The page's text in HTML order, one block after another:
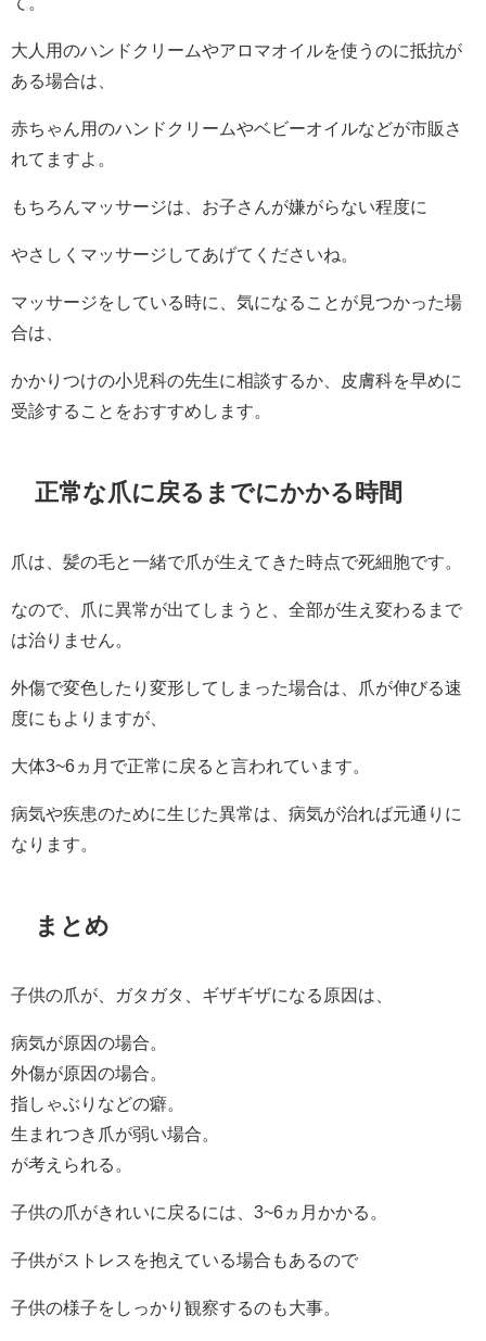
大人用のハンドクリームやアロマオイルを使うのに抵抗が
ある場合は、
赤ちゃん用のハンドクリームやベビーオイルなどが市販さ
れてますよ。
もちろんマッサージは、お子さんが嫌がらない程度に
やさしくマッサージしてあげてくださいね。
マッサージをしている時に、気になることが見つかった場
合は、
かかりつけの小児科の先生に相談するか、皮膚科を早めに
受診することをおすすめします。
正常な爪に戻るまでにかかる時間
爪は、髪の毛と一緒で爪が生えてきた時点で死細胞です。
なので、爪に異常が出てしまうと、全部が生え変わるまで
は治りません。
外傷で変色したり変形してしまった場合は、爪が伸びる速
度にもよりますが、
大体3~6ヵ月で正常に戻ると言われています。
病気や疾患のために生じた異常は、病気が治れば元通りに
なります。
まとめ
子供の爪が、ガタガタ、ギザギザになる原因は、
病気が原因の場合。
外傷が原因の場合。
指しゃぶりなどの癖。
生まれつき爪が弱い場合。
が考えられる。
子供の爪がきれいに戻るには、3~6ヵ月かかる。
子供がストレスを抱えている場合もあるので
子供の様子をしっかり観察するのも大事。